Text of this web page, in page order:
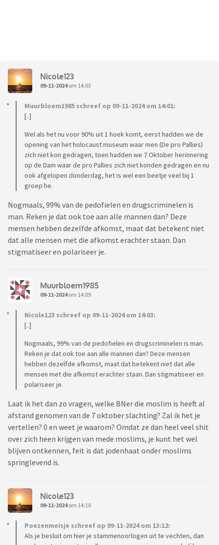
Nicole123
09-11-2024om 14:03
Muurbloem1985 schreef op 09-11-2024 om 14:01:
[..]
Wel als het nu voor 90% uit 1 hoek komt, eerst hadden we de
opening van het holocaust museum waar men (De pro Pallies)
zich niet kon gedragen, toen hadden we 7 Oktober herinnering
op de Dam waar de pro Pallies zich niet konden gedragen en nu
ook afgelopen donderdag, het is wel een beetje veel bij 1
groep he.
Nogmaals, 99% van de pedofielen en drugscriminelen is
man. Reken je dat ook toe aan alle mannen dan? Deze
mensen hebben dezelfde afkomst, maat dat betekent niet
dat alle mensen met die afkomst erachter staan. Dan
stigmatiseer en polariseer je.
Muurbloem1985
09-11-2024om 14:09
Nicole123 schreef op 09-11-2024 om 14:03:
[..]
Nogmaals, 99% van de pedofielen en drugscriminelen is man.
Reken je dat ook toe aan alle mannen dan? Deze mensen
hebben dezelfde afkomst, maat dat betekent niet dat alle
mensen met die afkomst erachter staan. Dan stigmatiseer en
polariseer je.
Laat ik het dan zo vragen, welke BNer die moslim is heeft al
afstand genomen van de 7 oktober slachting? Zal ik het je
vertellen? 0 en weet je waarom? Omdat ze dan heel veel shit
over zich heen krijgen van mede moslims, je kunt het wel
blijven ontkennen, feit is dat jodenhaat onder moslims
springlevend is.
Nicole123
09-11-2024om 14:10
Poezenmeisje schreef op 09-11-2024 om 13:12:
Als je besluit om hier je stammenoorlogen uit te vechten, dan